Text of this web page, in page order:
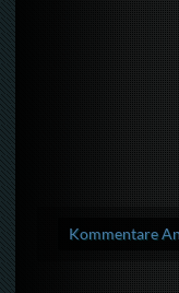
Kommentare